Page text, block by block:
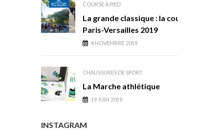
COURSE À PIED
La grande classique : la course
Paris-Versailles 2019
4 NOVEMBRE 2019
CHAUSSURES DE SPORT
La Marche athlétique
19 JUIN 2019
INSTAGRAM